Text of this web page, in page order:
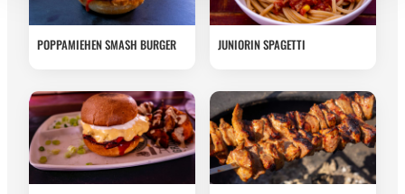
POPPAMIEHEN SMASH BURGER JUNIORIN SPAGETTI